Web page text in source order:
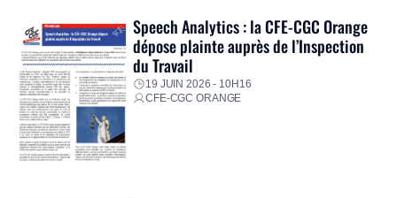
Speech Analytics : la CFE-CGC Orange
dépose plainte auprès de l’Inspection
du Travail
19 JUIN 2026 - 10H16
CFE-CGC ORANGE